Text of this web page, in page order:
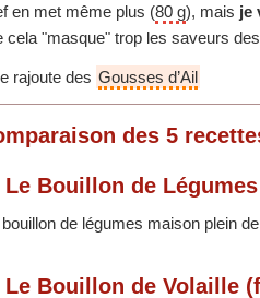
en met même plus (80 g), mais je
cela "masque" trop les saveurs
rajoute des Gousses d’Ail
des 5
Le Bouillon de
de légumes maison plein
Le Bouillon de Volaille